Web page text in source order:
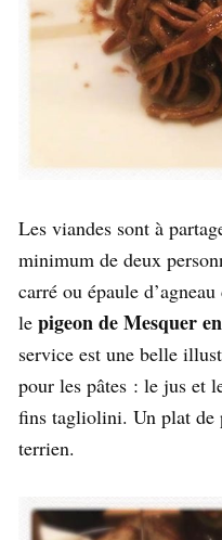
Les viandes sont à
minimum de deux
carré ou épaule
le pigeon de Mesquer
service est une belle
pour les pâtes : le jus et
fins tagliolini. Un plat de
terrien.